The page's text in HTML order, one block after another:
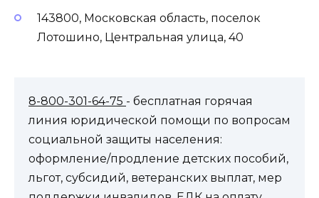
143800, Московская область, поселок
Лотошино, Центральная улица, 40
8-800-301-64-75 - бесплатная горячая
линия юридической помощи по вопросам
социальной защиты населения:
оформление/продление детских пособий,
льгот, субсидий, ветеранских выплат, мер